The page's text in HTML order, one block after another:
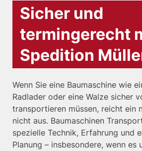
Sicher und
termingerecht
Spedition
Wenn Sie eine Baumaschine wie
Radlader oder eine Walze sicher
transportieren müssen, reicht ein
nicht aus. Baumaschinen
spezielle Technik, Erfahrung und
Planung – insbesondere, wenn es